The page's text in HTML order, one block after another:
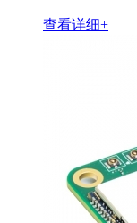
查看详细+